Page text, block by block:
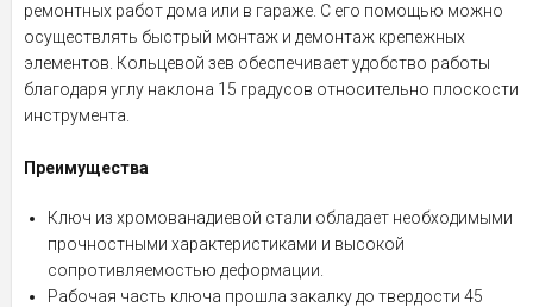
ремонтных работ дома или в гараже. С его помощью можно
осуществлять быстрый монтаж и демонтаж крепежных
элементов. Кольцевой зев обеспечивает удобство работы
благодаря углу наклона 15 градусов относительно плоскости
инструмента.
Преимущества
Ключ из хромованадиевой стали обладает необходимыми
прочностными характеристиками и высокой
сопротивляемостью деформации.
Рабочая часть ключа прошла закалку до твердости 45